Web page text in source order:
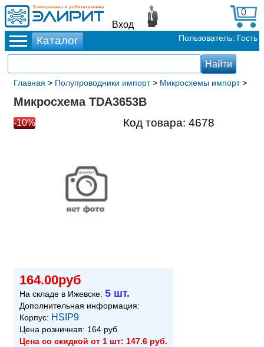
Вход
0
Пользователь: Гость
Главная > Полупроводники импорт> Микросхемы импорт>
Микросхема TDA3653B
-10% Код товара: 4678
164.00руб
На складе в Ижевске: 5 шт.
Дополнительная информация:
Корпус: HSIP9
Цена розничная: 164 руб.
Цена со скидкой от 1 шт: 147.6 руб.